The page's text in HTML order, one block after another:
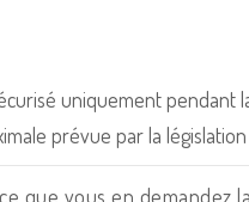
uniquement pendant
prévue par la législation
que vous en demandez